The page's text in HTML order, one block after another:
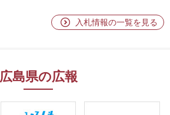
入札情報の一覧を見る
広島県の広報